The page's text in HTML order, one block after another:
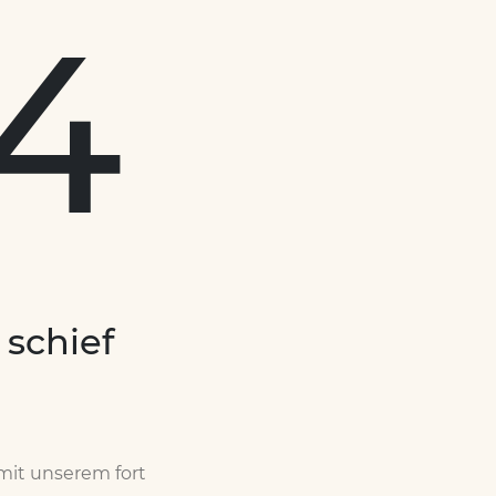
unserem fort